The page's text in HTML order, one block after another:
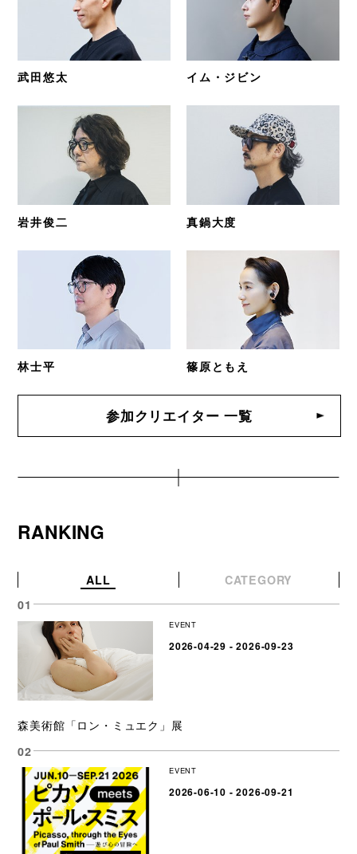
武田悠太 イム・ジビン
岩井俊二 真鍋大度
林士平 篠原ともえ
参加クリエイター 一覧
RANKING
ALL CATEGORY
EVENT
2026-04-29 - 2026-09-23
森美術館「ロン・ミュエク」展
EVENT
2026-06-10 - 2026-09-21